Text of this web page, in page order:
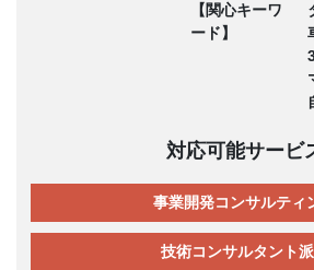
【関心キーワ
ード】
対応可能サービ
事業開発コンサルティ
技術コンサルタント